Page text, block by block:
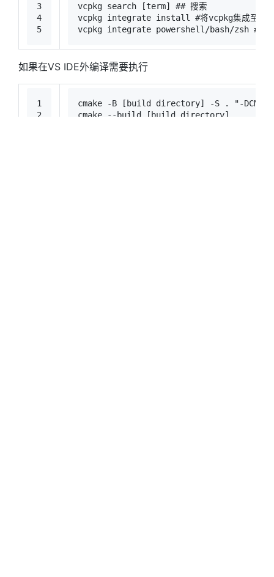
3
4
5
vcpkg search [term] ## 搜索
vcpkg integrate install #将vcpkg集成至vs
vcpkg integrate powershell/bash/zsh #集
如果在VS IDE外编译需要执行
1
2
cmake -B [build directory] -S .
"-
cmake --build [build directory]